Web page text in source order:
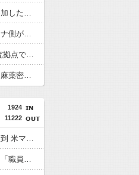
ポーランド軍、衛生部隊と民間医療従事者が参加した戦場医療訓練を実施！
ロシア戦車工場が攻撃されないのは、ウクライナ側が標的優先順位は低いとは判断か？！
商用化目指す光量子コンピューターが稼働 研究拠点で世界初…産総研など！
マレーシア航空のパイロットが「運び屋」に、麻薬密輸容疑で拘束…最高刑は死刑！
1924
11222
【復活】「日本製メモリ」に世界中から注文殺到 米マイクロンが１兆５０００億円を表明
【速報】共同通信に天罰、不正アクセスが発覚「職員・加盟社・取引先などの情報6000件が漏えいした可能性」